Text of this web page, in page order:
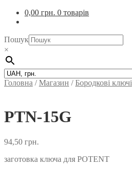
0,00 грн. 0 товарів
Пошук
×
Головна /Магазин /Бородкові ключі
PTN-15G
94,50 грн.
заготовка ключа для POTENT